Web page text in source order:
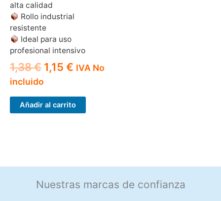
alta calidad
Rollo industrial
resistente
Ideal para uso
profesional intensivo
1,38€ El
original
era:
1,15 € El
actual
es:
IVA No
incluido
Añadir al carrito
Nuestras marcas de confianza